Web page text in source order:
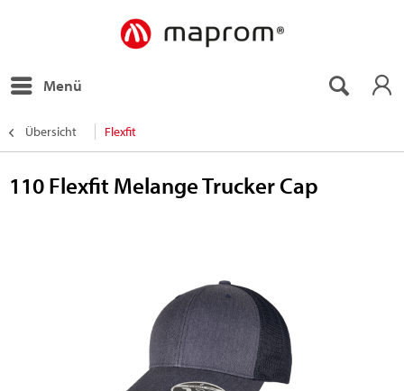
Menü
Übersicht Flexfit
110 Flexfit Melange Trucker Cap